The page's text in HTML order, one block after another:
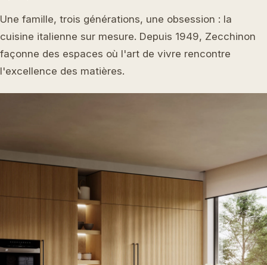
Une famille, trois générations, une obsession : la
cuisine italienne sur mesure. Depuis 1949, Zecchinon
façonne des espaces où l'art de vivre rencontre
l'excellence des matières.